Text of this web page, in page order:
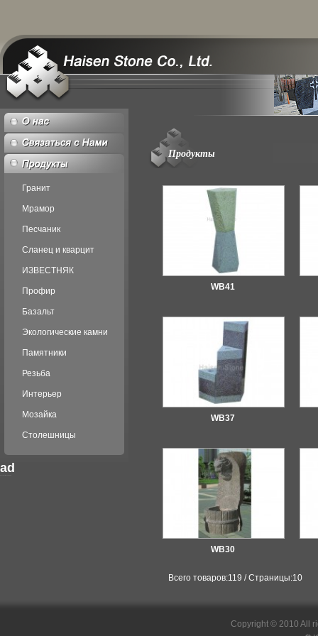
Гранит
Мрамор
Песчаник
Сланец и кварцит
ИЗВЕСТНЯК
Профир
Базальт
Экологические камни
Памятники
Резьба
Интерьер
Мозайка
Столешницы
ad
Продукты
WB41
WB37
WB30
Всего товаров:119 / Страницы:10
Copyright © 2010 All